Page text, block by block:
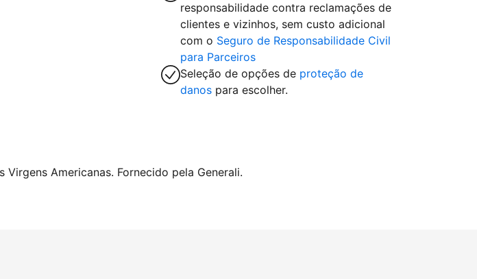
responsabilidade contra reclamações de
clientes e vizinhos, sem custo adicional
com o Seguro de Responsabilidade Civil
para Parceiros
Seleção de opções de proteção de
danos para escolher.
Americanas. Fornecido pela Generali.